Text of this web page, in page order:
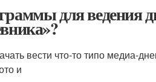
для ведения
вести что-то типо медиа-
и